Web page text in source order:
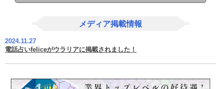
メディア掲載情報
2024.11.27
電話占いfeliceがウラリアに掲載されました！